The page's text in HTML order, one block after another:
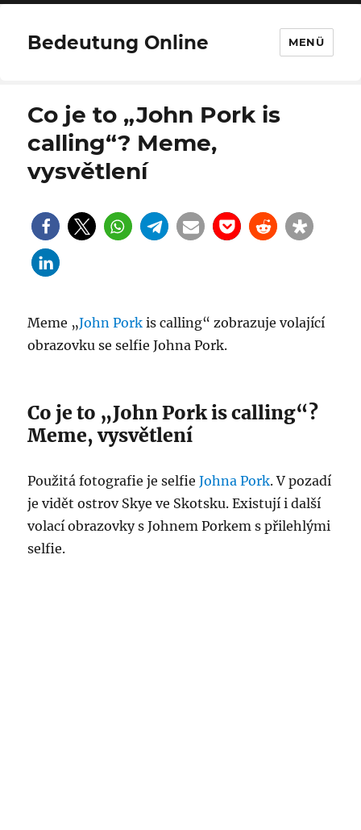
Bedeutung Online MENÜ
Co je to „John Pork is
calling“? Meme,
vysvětlení
Meme „John Pork is calling“ zobrazuje volající
obrazovku se selfie Johna Pork.
Co je to „John Pork is calling“?
Meme, vysvětlení
Použitá fotografie je selfieJohna Pork. V pozadí
je vidět ostrov Skye ve Skotsku. Existují i další
volací obrazovky s Johnem Porkem s přilehlými
selfie.